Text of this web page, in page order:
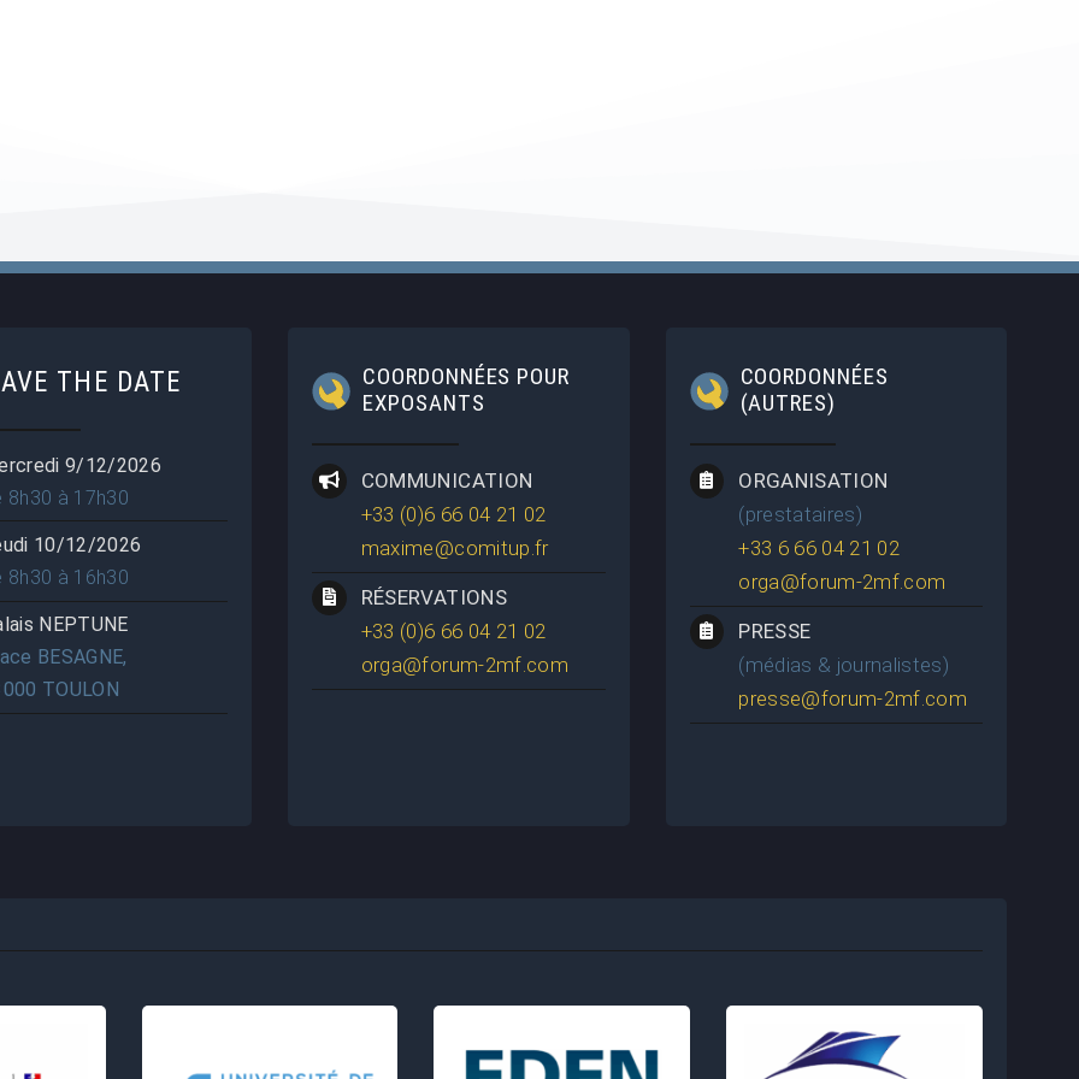
THE DATE
9/12/2026
8h30 à 17h30
10/12/2026
8h30 à 16h30
NEPTUNE
BESAGNE,
TOULON
COORDONNÉES POUR
EXPOSANTS
COMMUNICATION
+33 (0)6 66 04 21 02
maxime@comitup.fr
RÉSERVATIONS
+33 (0)6 66 04 21 02
orga@forum-2mf.com
COORDONNÉES
(AUTRES)
ORGANISATION
(prestataires)
+33 6 66 04 21 02
orga@forum-2mf.com
PRESSE
(médias & journalistes)
presse@forum-2mf.com